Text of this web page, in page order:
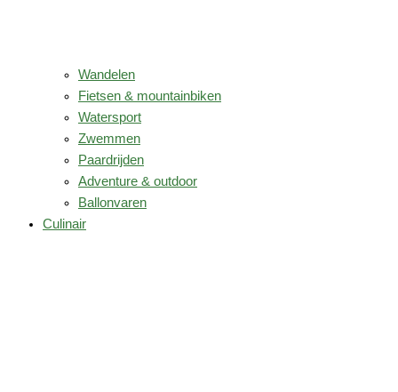
Wandelen
Fietsen & mountainbiken
Watersport
Zwemmen
Paardrijden
Adventure & outdoor
Ballonvaren
Culinair